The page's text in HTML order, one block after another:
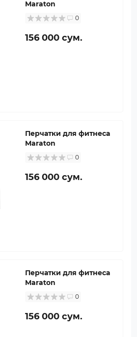
Maraton
0
156 000 сум.
Перчатки для фитнеса
Maraton
0
156 000 сум.
Перчатки для фитнеса
Maraton
0
156 000 сум.